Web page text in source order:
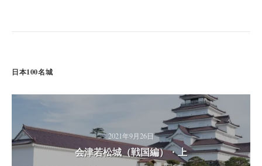
日本100名城
2021年9月26日
会津若松城（戦国編）・上